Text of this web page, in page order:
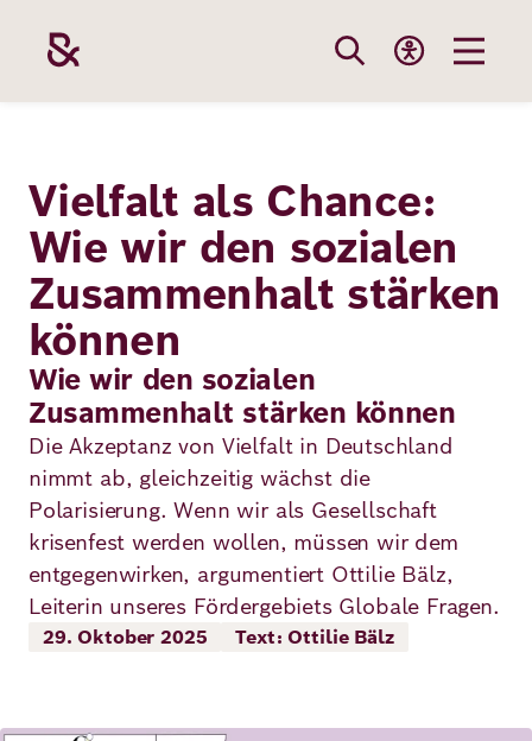
Inhalt
Stiftung
Themen
Förderung
Karriere
Die Stiftung
Werte und
Haltung
Jahresbericht
Kontakt
Unsere
Themen
Gesundheit
Resilienz
Demokratie
Frieden
Wie wir
Aktuelle
Bei uns
Vielfalt als Chance:
Wie wir den sozialen
Zusammenhalt stärken
können
Wie wir den sozialen
Zusammenhalt stärken können
Die Akzeptanz von Vielfalt in Deutschland
nimmt ab, gleichzeitig wächst die
Polarisierung. Wenn wir als Gesellschaft
krisenfest werden wollen, müssen wir dem
entgegenwirken, argumentiert Ottilie Bälz,
Leiterin unseres Fördergebiets Globale Fragen.
29. Oktober 2025 Text: Ottilie Bälz